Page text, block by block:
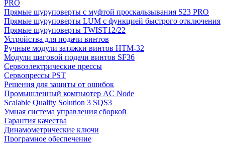
PRO
Прямые шуруповерты с муфтой проскальзывания S23 PRO
Прямые шуруповерты LUM с функцией быстрого отключения
Прямые шуруповерты TWIST12/22
Устройства для подачи винтов
Ручные модули затяжки винтов HTM-32
Модули шаговой подачи винтов SF36
Сервоэлектрические прессы
Сервопрессы PST
Решения для защиты от ошибок
Промышленный компьютер AC Node
Scalable Quality Solution 3 SQS3
Умная система управления сборкой
Гарантия качества
Динамометрические ключи
Програмное обеспечение